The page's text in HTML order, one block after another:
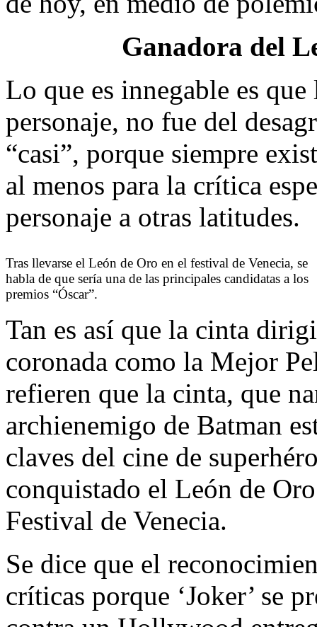
Ganadora del
Lo que es innegable es
personaje, no fue del
“casi”, porque siempre
al menos para la crítica
personaje a otras latitudes.
Tras llevarse el León de Oro en el festival de Venecia, se
habla de que sería una de las principales candidatas a los
premios “Óscar”.
Tan es así que la cinta
coronada como la Mejor
refieren que la cinta, que
archienemigo de Batman
claves del cine de
conquistado el León de
Festival de Venecia.
Se dice que el
críticas porque ‘Joker’ se